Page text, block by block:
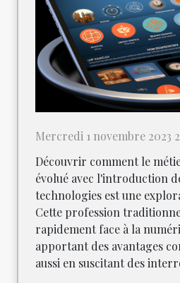
Mercredi 1 novembre 2023
Découvrir comment le
évolué avec l'introduction
technologies est une
Cette profession
rapidement face à la
apportant des avantages
aussi en suscitant des